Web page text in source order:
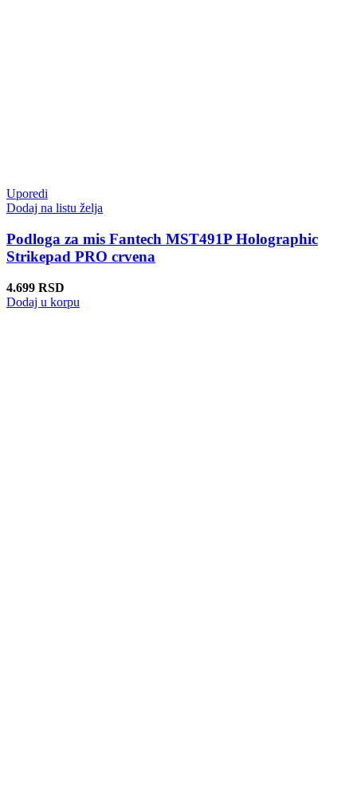
Uporedi
Dodaj na listu želja
Podloga za mis Fantech MST491P Holographic
Strikepad PRO crvena
4.699 RSD
Dodaj u korpu